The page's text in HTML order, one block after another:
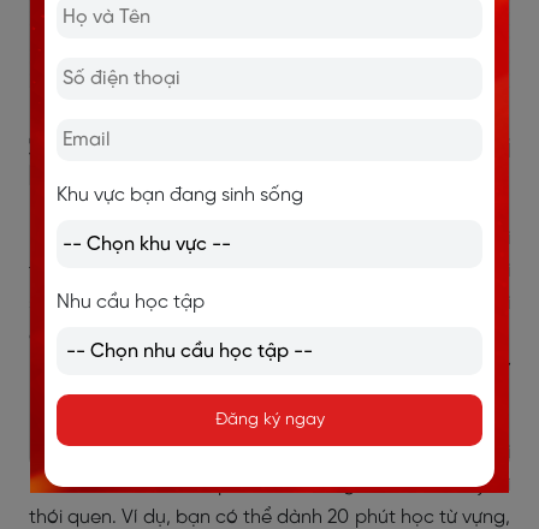
3.1. Học IELTS buổi sáng trước khi đi
Buổi sáng phù hợp với những người dễ mệt vào buổi
tối hoặc thường xuyên phải tăng ca. Khi học vào buổi
sáng, đầu óc thường tỉnh táo hơn, ít bị ảnh hưởng bởi
các việc phát sinh trong ngày. Đây là khung giờ phù
hợp để học những phần cần sự tập trung như
Reading, Writing, ngữ pháp hoặc từ vựng học thuật.
Bạn không cần dậy quá sớm để học 2 tiếng. Với người
mới bắt đầu, 30–60 phút buổi sáng đã đủ để duy trì
thói quen. Ví dụ, bạn có thể dành 20 phút học từ vựng,
Khu vực bạn đang sinh sống
Nhu cầu học tập
Đăng ký ngay